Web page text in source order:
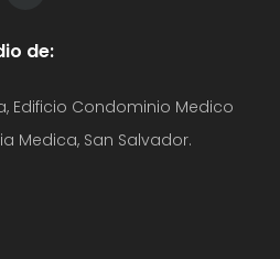
de:
Edificio Condominio Medico
Medica, San Salvador.